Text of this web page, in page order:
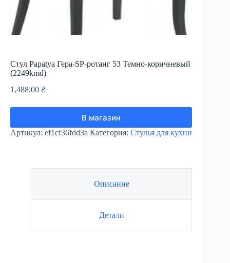
Стул Papatya Гера-SP-ротанг 53 Темно-коричневый
(2249kmd)
1,488.00 ₴
В магазин
Артикул: ef1cf36fdd3a Категория: Стулья для кухни
Описание
Детали